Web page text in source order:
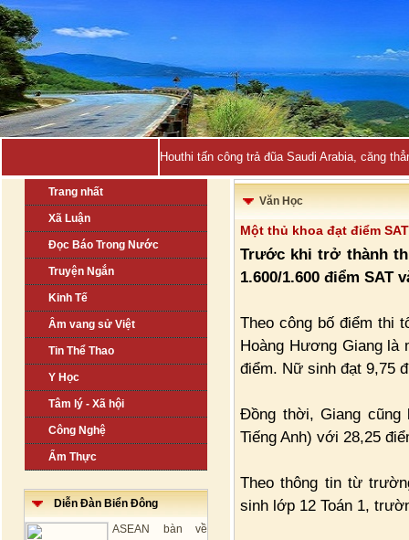
Houthi tấn công trả đũa Saudi Arabia, căng
Trang nhất
Xã Luận
Đọc Báo Trong Nước
Truyện Ngắn
Kinh Tế
Âm vang sử Việt
Tin Thể Thao
Y Học
Tâm lý - Xã hội
Công Nghệ
Ẩm Thực
Diễn Đàn Biển Đông
ASEAN bàn về
Văn Học
Một thủ khoa đạt điểm
Trước khi trở thành
1.600/1.600 điểm SAT
Theo công bố điểm thi
Hoàng Hương Giang là
điểm. Nữ sinh đạt 9,75
Đồng thời, Giang cũng
Tiếng Anh) với 28,25
Theo thông tin từ
sinh lớp 12 Toán 1,